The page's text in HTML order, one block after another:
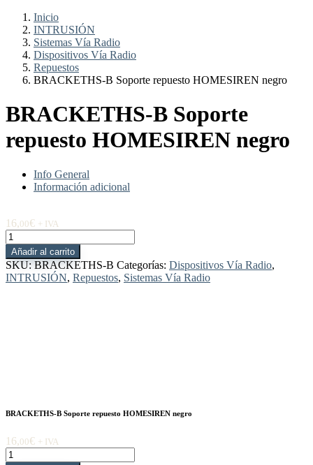
Inicio
INTRUSIÓN
Sistemas Vía Radio
Dispositivos Vía Radio
Repuestos
BRACKETHS-B Soporte repuesto HOMESIREN negro
BRACKETHS-B Soporte
repuesto HOMESIREN negro
Info General
Información adicional
16,00€ + IVA
BRACKETHS-
B
Soporte
repuesto
HOMESIREN
Añadir al carrito
SKU: BRACKETHS-B Categorías: Dispositivos Vía Radio,
INTRUSIÓN, Repuestos, Sistemas Vía Radio
BRACKETHS-B Soporte repuesto HOMESIREN negro
16,00€ + IVA
BRACKETHS-